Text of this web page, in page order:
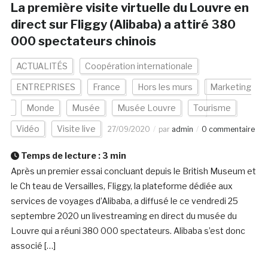
La première visite virtuelle du Louvre en
direct sur Fliggy (Alibaba) a attiré 380
000 spectateurs chinois
ACTUALITÉS Coopération internationale
ENTREPRISES France Hors les murs Marketing
Monde Musée Musée Louvre Tourisme
Vidéo Visite live 27/09/2020 par admin 0 commentaire
Temps de lecture : 3 min
Après un premier essai concluant depuis le British Museum et
le Ch teau de Versailles, Fliggy, la plateforme dédiée aux
services de voyages d’Alibaba, a diffusé le ce vendredi 25
septembre 2020 un livestreaming en direct du musée du
Louvre qui a réuni 380 000 spectateurs. Alibaba s’est donc
associé […]